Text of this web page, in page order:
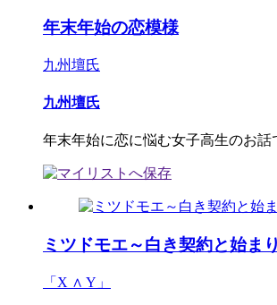
年末年始の恋模様
九州壇氏
九州壇氏
年末年始に恋に悩む女子高生のお話
ミツドモエ～白き契約と始ま
「X ∧ Y」